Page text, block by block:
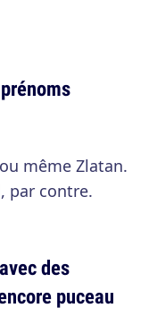
même Zlatan.
par contre.
des
puceau